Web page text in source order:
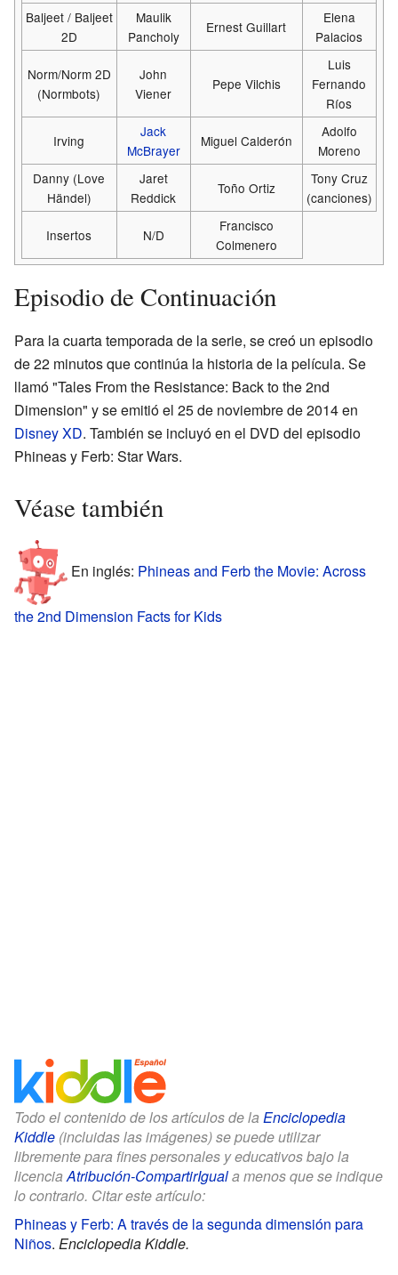
Baljeet / Baljeet
2D
Maulik
Pancholy
Ernest Guillart
Elena
Palacios
Norm/Norm 2D
(Normbots)
John
Viener
Pepe Vilchis
Luis
Fernando
Ríos
Irving
Jack
McBrayer
Miguel Calderón
Adolfo
Moreno
Danny (Love
Händel)
Jaret
Reddick
Toño Ortiz
Tony Cruz
(canciones)
Insertos N/D
Francisco
Colmenero
Episodio de Continuación
Para la cuarta temporada de la serie, se creó un episodio
de 22 minutos que continúa la historia de la película. Se
llamó "Tales From the Resistance: Back to the 2nd
Dimension" y se emitió el 25 de noviembre de 2014 en
Disney XD. También se incluyó en el DVD del episodio
Phineas y Ferb: Star Wars.
Véase también
En inglés: Phineas and Ferb the Movie: Across
the 2nd Dimension Facts for Kids
Todo el contenido de los artículos de la Enciclopedia
Kiddle (incluidas las imágenes) se puede utilizar
libremente para fines personales y educativos bajo la
licenciaAtribución-CompartirIguala menos que se indique
lo contrario. Citar este artículo:
Phineas y Ferb: A través de la segunda dimensión para
Niños. Enciclopedia Kiddle.